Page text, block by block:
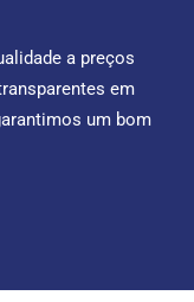
a preços
em
um bom